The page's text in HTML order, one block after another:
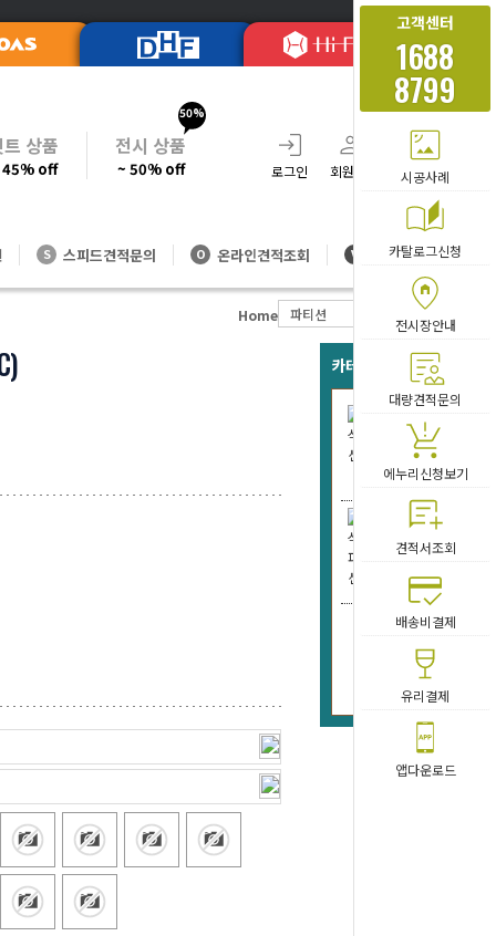
고객센터
1688
8799
시공사례
카탈로그신청
전시장안내
대량견적문의
에누리신청보기
견적서조회
배송비결제
유리결제
앱다운로드
트 상품
45% off
50%
전시 상품
~ 50% off 로그인 회원가입 주문조회
S 스피드견적문의 O 온라인견적조회 V 대량방문견적
Home 파티션 45T-양면자석
카테고리 베스트 아이템
45T)양